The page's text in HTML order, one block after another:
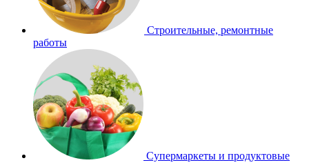
Строительные, ремонтные
работы
Супермаркеты и продуктовые